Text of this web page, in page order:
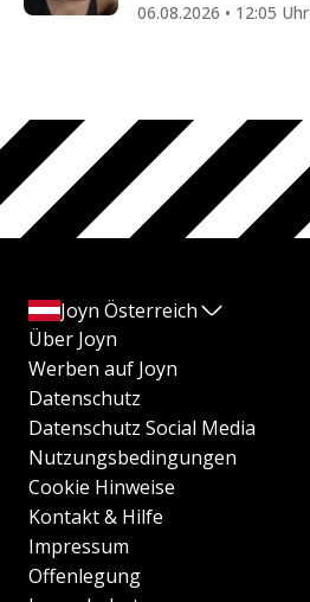
06.08.2026 • 12:05 Uhr
Joyn Österreich
Über Joyn
Werben auf Joyn
Datenschutz
Datenschutz Social Media
Nutzungsbedingungen
Cookie Hinweise
Kontakt & Hilfe
Impressum
Offenlegung